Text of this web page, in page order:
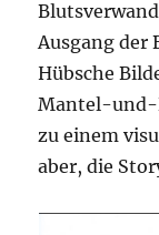
Ausgang der
Hübsche
Mantel-und-
zu einem
aber, die